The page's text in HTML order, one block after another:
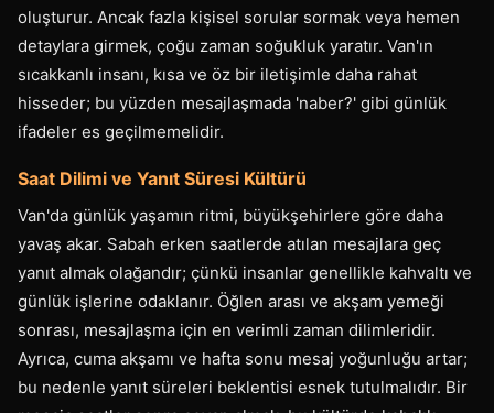
oluşturur. Ancak fazla kişisel sorular sormak veya hemen
detaylara girmek, çoğu zaman soğukluk yaratır. Van'ın
sıcakkanlı insanı, kısa ve öz bir iletişimle daha rahat
hisseder; bu yüzden mesajlaşmada 'naber?' gibi günlük
ifadeler es geçilmemelidir.
Saat Dilimi ve Yanıt Süresi Kültürü
Van'da günlük yaşamın ritmi, büyükşehirlere göre daha
yavaş akar. Sabah erken saatlerde atılan mesajlara geç
yanıt almak olağandır; çünkü insanlar genellikle kahvaltı ve
günlük işlerine odaklanır. Öğlen arası ve akşam yemeği
sonrası, mesajlaşma için en verimli zaman dilimleridir.
Ayrıca, cuma akşamı ve hafta sonu mesaj yoğunluğu artar;
bu nedenle yanıt süreleri beklentisi esnek tutulmalıdır. Bir